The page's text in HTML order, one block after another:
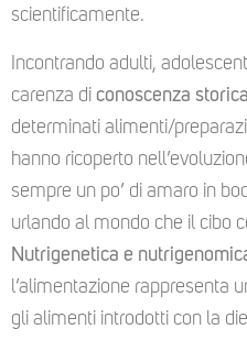
scientificamente.
Incontrando adulti,
carenza di conoscenza
determinati alimenti/
hanno ricoperto
sempre un po’ di amaro in
urlando al mondo che il cibo
Nutrigenetica e
l’alimentazione rappresenta
gli alimenti introdotti con la